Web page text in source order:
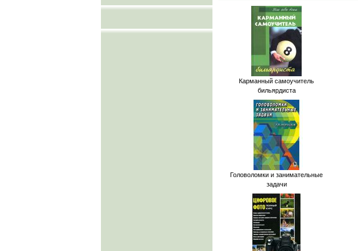
Карманный самоучитель
бильярдиста
Головоломки и занимательные
задачи